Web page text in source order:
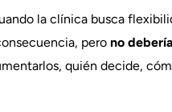
la clínica busca
pero no
quién decide,